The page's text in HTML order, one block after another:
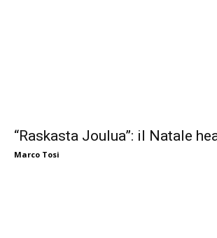
“Raskasta Joulua”: il Natale
Marco Tosi